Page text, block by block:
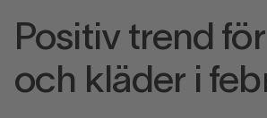
Positiv trend
och kläder i